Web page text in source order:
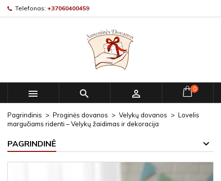
Telefonas: +37060400459
   0
Pagrindinis Proginės dovanos Velykų dovanos
Lovelis
margučiams ridenti – Velykų žaidimas ir dekoracija
PAGRINDINĖ